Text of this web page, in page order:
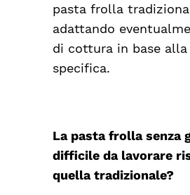
pasta frolla
adattando
di cottura in base
specifica.
La pasta frolla senza
difficile da lavorare
quella tradizionale?